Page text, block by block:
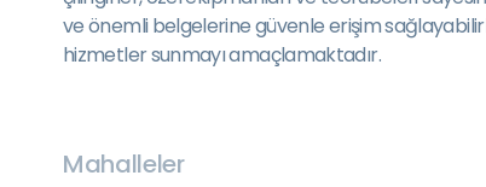
ve önemli belgelerine güvenle erişim
hizmetler sunmayı amaçlamaktadır.
Mahalleler